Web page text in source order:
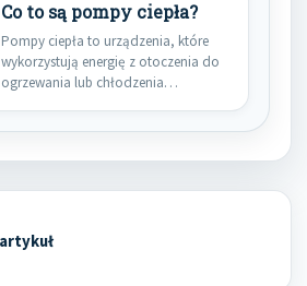
Co to są pompy ciepła?
Pompy ciepła to urządzenia, które
wykorzystują energię z otoczenia do
ogrzewania lub chłodzenia